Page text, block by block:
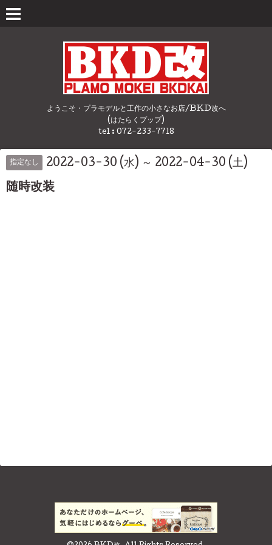
ようこそ・プラモデルと工作の小さなお店/BKD改へ
(はたらくプップ)
tel : 072-233-7718
指定なし 2022-03-30 (水) ～ 2022-04-30 (土)
随時改装